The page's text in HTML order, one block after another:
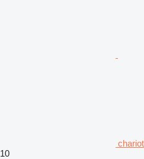
10